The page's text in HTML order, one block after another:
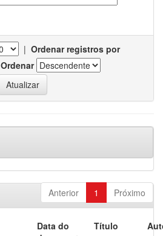
| Ordenar registros por
Ordenar
Anterior 1 Próximo
Data do
Título